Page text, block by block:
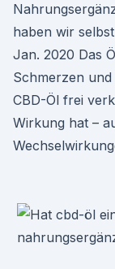
haben wir
Jan. 2020 Das
Schmerzen
CBD-Öl frei
Wirkung hat –